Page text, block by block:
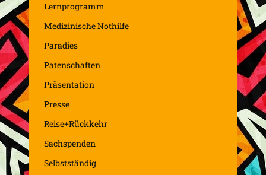
Lernprogramm
Medizinische Nothilfe
Paradies
Patenschaften
Präsentation
Presse
Reise+Rückkehr
Sachspenden
Selbstständig